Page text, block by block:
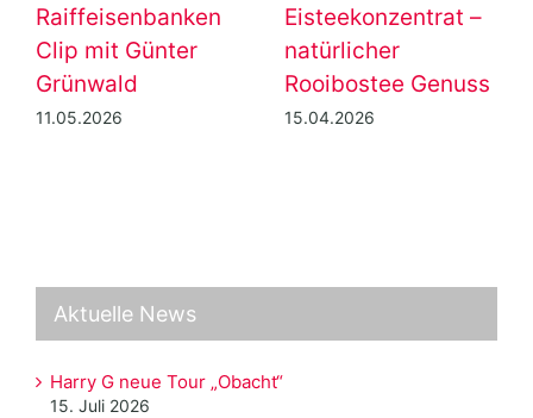
Raiffeisenbanken
Clip mit Günter
Grünwald
11.05.2026
Eisteekonzentrat –
natürlicher
Rooibostee Genuss
15.04.2026
Aktuelle News
Harry G neue Tour „Obacht“
15. Juli 2026